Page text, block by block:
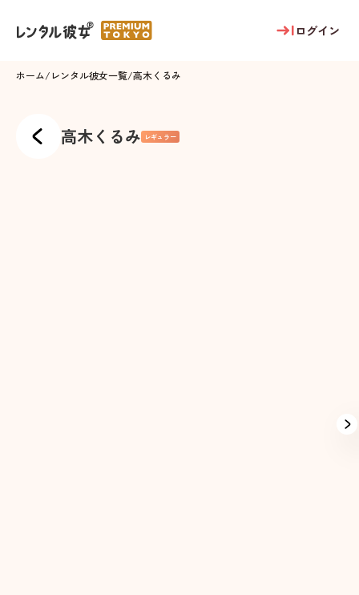
ログイン
ホーム/レンタル彼女一覧/高木くるみ
高木くるみ レギュラー